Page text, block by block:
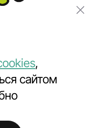
,
сайтом